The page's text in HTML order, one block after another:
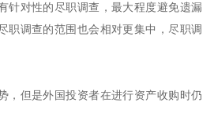
针对性的尽职调查，最大程度避免遗漏
职调查的范围也会相对更集中，尽职调
，但是外国投资者在进行资产收购时仍